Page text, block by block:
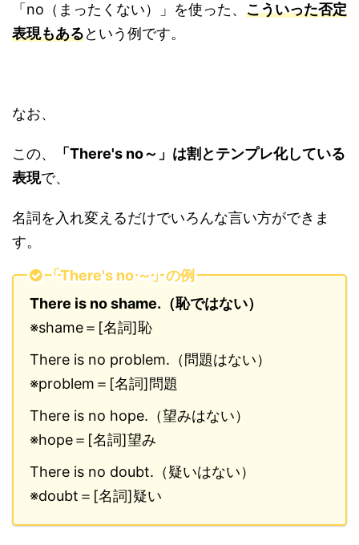
「no（まったくない）」を使った、 こういった否定
表現もあるという例です。
なお、
この、
「There's no～」は割とテンプレ化している
表現で、
名詞を入れ変えるだけでいろんな言い方ができま
す。
「There's no ～」の例
There is no shame.（恥ではない）
※shame＝[名詞]恥
There is no problem.（問題はない）
※problem＝[名詞]問題
There is no hope.（望みはない）
※hope＝[名詞]望み
There is no doubt.（疑いはない）
※doubt＝[名詞]疑い